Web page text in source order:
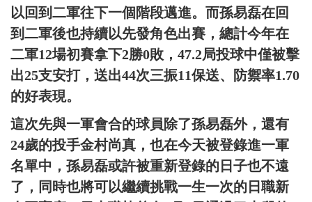
以回到二軍往下一個階段邁進。而孫易磊在回
到二軍後也持續以先發角色出賽，總計今年在
二軍12場初賽拿下2勝0敗，47.2局投球中僅被擊
出25支安打，送出44次三振11保送、防禦率1.70
的好表現。
這次先與一軍會合的球員除了孫易磊外，還有
24歲的投手金村尚真，也在今天被登錄進一軍
名單中，孫易磊或許被重新登錄的日子也不遠
了，同時也將可以繼續挑戰一生一次的日職新